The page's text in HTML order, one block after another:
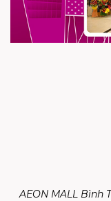
AEON MALL Bình